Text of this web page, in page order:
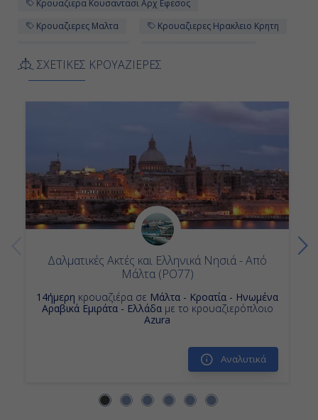
Ντουμπρόβνικ, Κροατία
-
-
Ημέρα 15η
Βαλέτα, Μάλτα
Αποβίβαση
Κρουαζιερα Κουσαντασι Αρχ Εφεσος
Κρουαζιερες Μαλτα
Κρουαζιερες Ηρακλειο Κρητη
Κρουαζιερες Ιταλια
Κρουαζιερα Ηρακλειο Κρητη
Κρουαζιερες Ροδος
Κρουαζιερα Ζανταρ
ΣΧΕΤΙΚΕΣ ΚΡΟΥΑΖΙΕΡΕΣ
Δαλματικές Ακτές και Ελληνικά Νησιά - Από
Μάλτα (PO77)
14ήμερη κρουαζιέρα σε Μάλτα - Κροατία - Ηνωμένα
Αραβικά Εμιράτα - Ελλάδαμε το κρουαζιερόπλοιο
Azura
Αναλυτικά